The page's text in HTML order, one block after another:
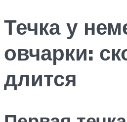
Течка у
овчарки:
длится